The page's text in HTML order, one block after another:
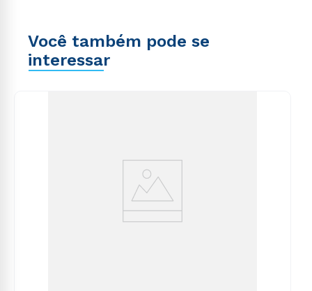
Você também pode se
interessar